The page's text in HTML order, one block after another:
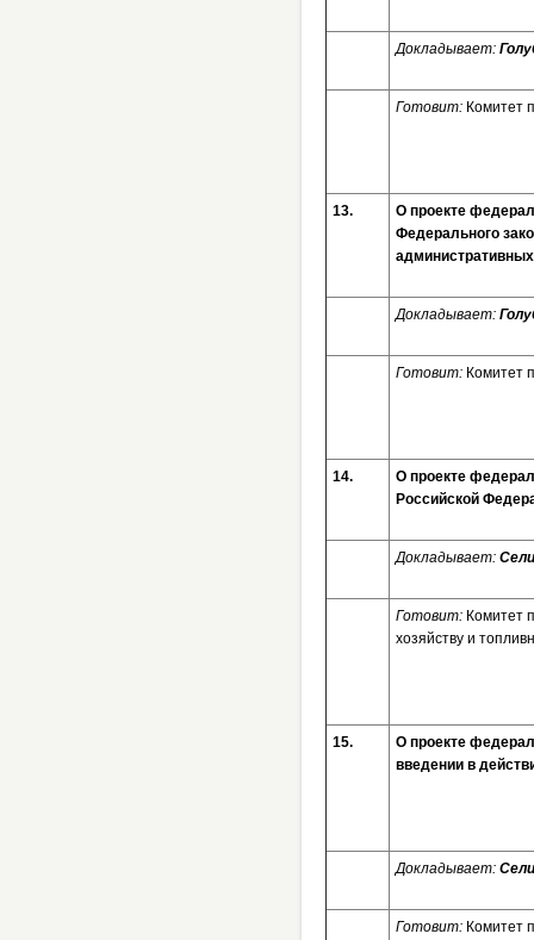
Докладывает:
Готовит: Комитет
13.
О проекте
Федерального
Докладывает:
Готовит: Комитет
14.
О проекте
Российской
Докладывает:
Готовит: Комитет
хозяйству и
15.
О проекте
введении в
Докладывает:
Готовит: Комитет